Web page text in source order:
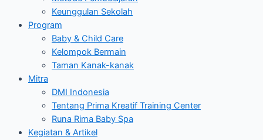
Keunggulan Sekolah
Program
Baby & Child Care
Kelompok Bermain
Taman Kanak-kanak
Mitra
DMI Indonesia
Tentang Prima Kreatif Training Center
Runa Rima Baby Spa
Kegiatan & Artikel